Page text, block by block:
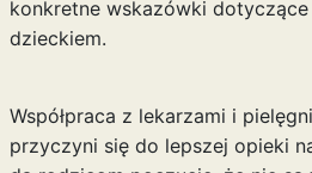
konkretne wskazówki
dzieckiem.
Współpraca z lekarzami i
przyczyni się do lepszej opieki